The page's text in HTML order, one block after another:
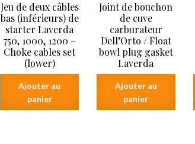
Jeu de deux câbles
bas (inférieurs) de
starter Laverda
750, 1000, 1200 –
Choke cables set
(lower)
Ajouter au
panier
Joint de bouchon
de cuve
carburateur
Dell’Orto / Float
bowl plug gasket
Laverda
Ajouter au
panier